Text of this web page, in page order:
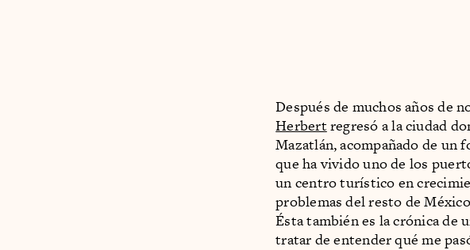
Después de muchos años de
Herbert regresó a la ciudad
Mazatlán, acompañado de un
que ha vivido uno de los
un centro turístico en
problemas del resto de
Ésta también es la crónica de
tratar de entender qué me